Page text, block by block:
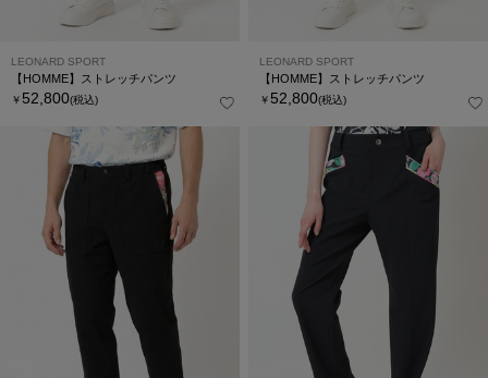
LEONARD SPORT
【HOMME】ストレッチパンツ
￥ 52,800(税込)
LEONARD SPORT
【HOMME】ストレッチパンツ
￥ 52,800(税込)